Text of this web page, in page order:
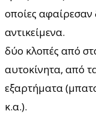
οποίες
αντικείμενα.
δύο κλοπές από
αυτοκίνητα, από
εξαρτήματα
κ.α.).